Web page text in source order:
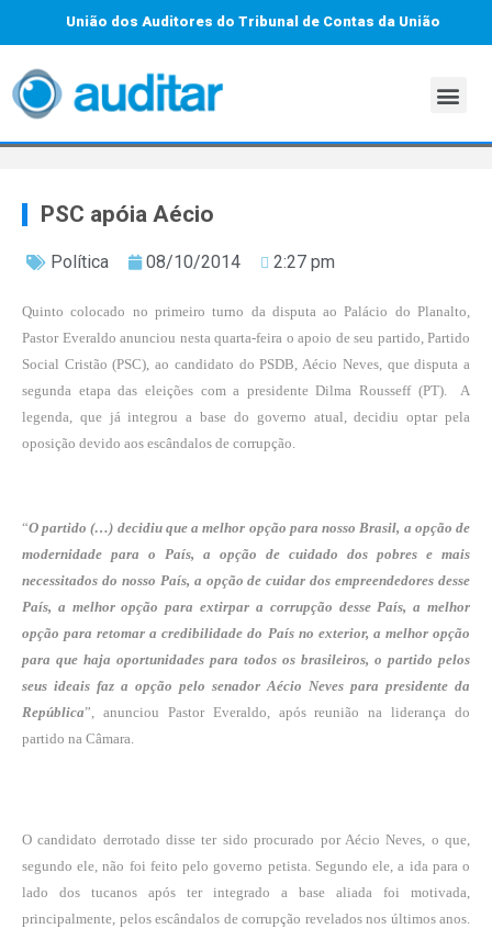
União dos Auditores do Tribunal de Contas da União
PSC apóia Aécio
Política 08/10/2014 2:27 pm
Quinto colocado no primeiro turno da disputa ao Palácio do Planalto,
Pastor Everaldo anunciou nesta quarta-feira o apoio de seu partido, Partido
Social Cristão (PSC), ao candidato do PSDB, Aécio Neves, que disputa a
segunda etapa das eleições com a presidente Dilma Rousseff (PT). A
legenda, que já integrou a base do governo atual, decidiu optar pela
oposição devido aos escândalos de corrupção.
“O partido (…) decidiu que a melhor opção para nosso Brasil, a opção de
modernidade para o País, a opção de cuidado dos pobres e mais
necessitados do nosso País, a opção de cuidar dos empreendedores desse
País, a melhor opção para extirpar a corrupção desse País, a melhor
opção para retomar a credibilidade do País no exterior, a melhor opção
para que haja oportunidades para todos os brasileiros, o partido pelos
seus ideais faz a opção pelo senador Aécio Neves para presidente da
República”, anunciou Pastor Everaldo, após reunião na liderança do
partido na Câmara.
O candidato derrotado disse ter sido procurado por Aécio Neves, o que,
segundo ele, não foi feito pelo governo petista. Segundo ele, a ida para o
lado dos tucanos após ter integrado a base aliada foi motivada,
principalmente, pelos escândalos de corrupção revelados nos últimos anos.